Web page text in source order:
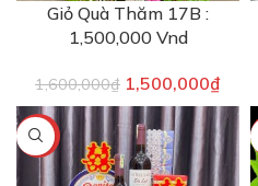
Giỏ Quà Thăm 17B :
1,500,000 Vnd
1,600,000₫ 1,500,000₫
-9%